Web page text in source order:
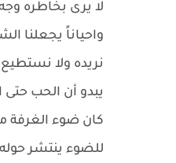
لا يرى بخاطره
واحياناً يجعلنا
نريده ولا
يبدو أن الحب
كان ضوء الغرفة
للضوء ينتشر